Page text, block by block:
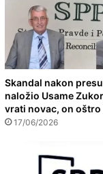
Skandal nakon
naložio Usame
vrati novac, on oštro
17/06/2026